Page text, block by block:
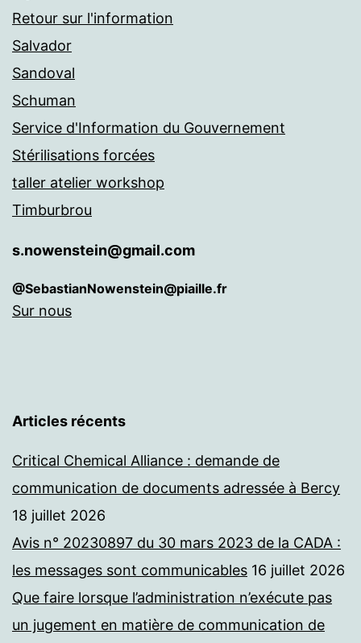
Retour sur l'information
Salvador
Sandoval
Schuman
Service d'Information du Gouvernement
Stérilisations forcées
taller atelier workshop
Timburbrou
s.nowenstein@gmail.com
@SebastianNowenstein@piaille.fr
Sur nous
Articles récents
Critical Chemical Alliance : demande de
communication de documents adressée à Bercy
18 juillet 2026
Avis n° 20230897 du 30 mars 2023 de la CADA :
les messages sont communicables 16 juillet 2026
Que faire lorsque l’administration n’exécute pas
un jugement en matière de communication de